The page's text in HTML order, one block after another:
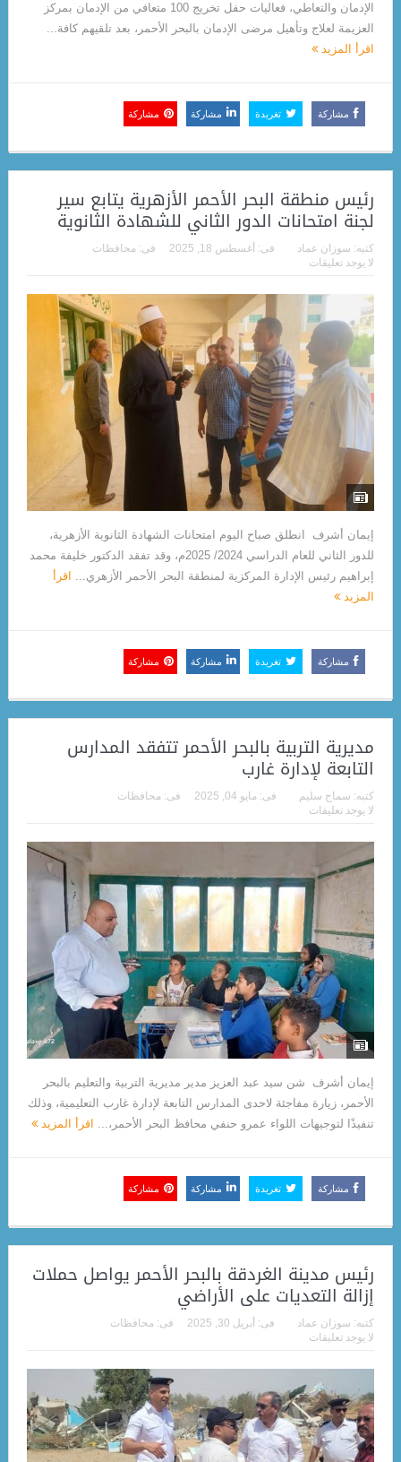
الإدمان والتعاطي، فعاليات حفل تخريج 100 متعافي من الإدمان بمركز
العزيمة لعلاج وتأهيل مرضى الإدمان بالبحر الأحمر، بعد تلقيهم كافة...
اقرأ المزيد
مشاركة تغريدة مشاركة مشاركة
رئيس منطقة البحر الأحمر الأزهرية يتابع سير
لجنة امتحانات الدور الثاني للشهادة الثانوية
كتبه: سوزان عماد فى: أغسطس 18, 2025 فى: محافظات
لا يوجد تعليقات
إيمان أشرف انطلق صباح اليوم امتحانات الشهادة الثانوية الأزهرية،
للدور الثاني للعام الدراسي 2024/ 2025م، وقد تفقد الدكتور خليفة محمد
إبراهيم رئيس الإدارة المركزية لمنطقة البحر الأحمر الأزهري...
اقرأ
المزيد
مشاركة تغريدة مشاركة مشاركة
مديرية التربية بالبحر الأحمر تتفقد المدارس
التابعة لإدارة غارب
كتبه: سماح سليم فى: مايو 04, 2025 فى: محافظات
لا يوجد تعليقات
إيمان أشرف شن سيد عبد العزيز مدير مديرية التربية والتعليم بالبحر
الأحمر، زيارة مفاجئة لاحدى المدارس التابعة لإدارة غارب التعليمية، وذلك
تنفيذًا لتوجيهات اللواء عمرو حنفي محافظ البحر الأحمر،...
اقرأ المزيد
مشاركة تغريدة مشاركة مشاركة
رئيس مدينة الغردقة بالبحر الأحمر يواصل حملات
إزالة التعديات على الأراضي
كتبه: سوزان عماد فى: أبريل 30, 2025 فى: محافظات
لا يوجد تعليقات